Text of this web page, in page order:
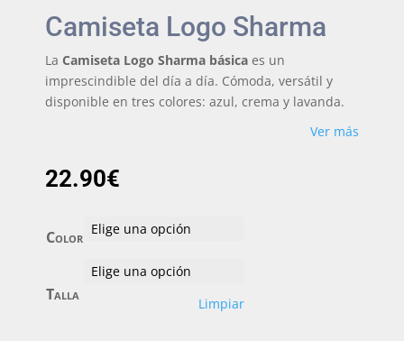
Camiseta Logo Sharma
La Camiseta Logo Sharma básica es un
imprescindible del día a día. Cómoda, versátil y
disponible en tres colores: azul, crema y lavanda.
Ver más
22.90€
Color
Talla Limpiar